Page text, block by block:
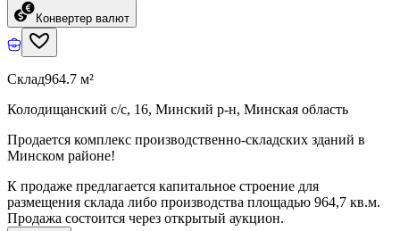
Конвертер валют
Склад964.7 м²
Колодищанский с/с, 16, Минский р-н, Минская область
Продается комплекс производственно-складских зданий в
Минском районе!
К продаже предлагается капитальное строение для
размещения склада либо производства площадью 964,7 кв.м.
Продажа состоится через открытый аукцион.